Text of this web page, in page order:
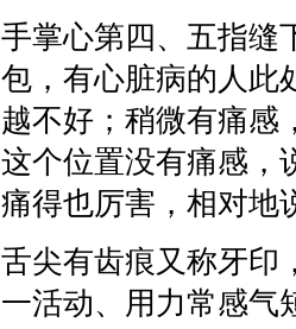
手掌心第四、五指缝
包，有心脏病的人此
越不好；稍微有痛感
这个位置没有痛感，
痛得也厉害，相对地
舌尖有齿痕又称牙印
一活动、用力常感气